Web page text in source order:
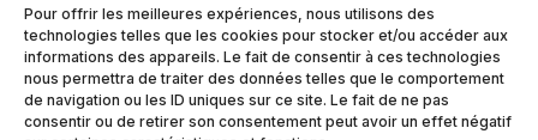
Pour offrir les meilleures expériences, nous utilisons des
technologies telles que les cookies pour stocker et/ou accéder aux
informations des appareils. Le fait de consentir à ces technologies
nous permettra de traiter des données telles que le comportement
de navigation ou les ID uniques sur ce site. Le fait de ne pas
consentir ou de retirer son consentement peut avoir un effet négatif
confidentialité
Politiques d’annulation et
de remboursement